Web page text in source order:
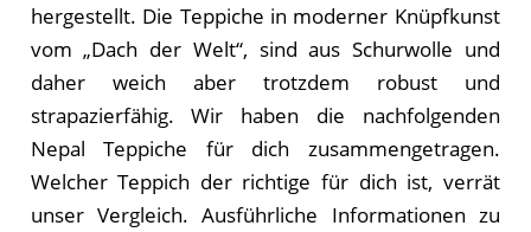
hergestellt. Die Teppiche in moderner Knüpfkunst
vom „Dach der Welt“, sind aus Schurwolle und
daher weich aber trotzdem robust und
strapazierfähig. Wir haben die nachfolgenden
Nepal Teppiche für dich zusammengetragen.
Welcher Teppich der richtige für dich ist, verrät
unser Vergleich. Ausführliche Informationen zu